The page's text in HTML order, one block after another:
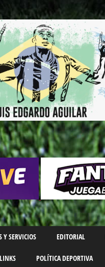
Y SERVICIOS EDITORIAL
LINKS POLÍTICA DEPORTIVA